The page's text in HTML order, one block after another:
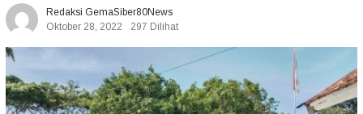
Redaksi GemaSiber80News
Oktober 28, 2022
297 Dilihat